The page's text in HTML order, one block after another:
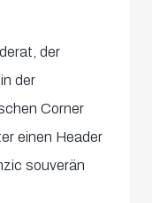
der
der
Corner
einen Header
souverän